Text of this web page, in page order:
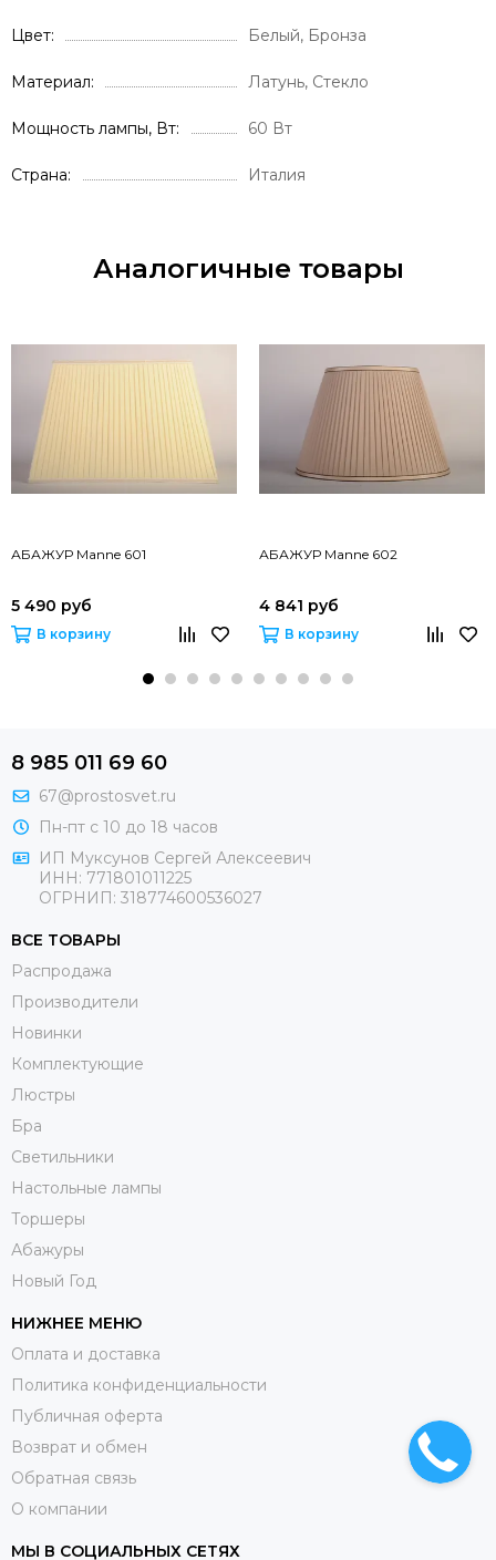
Цвет Белый, Бронза
Материал Латунь, Стекло
Мощность лампы, Вт 60 Вт
Страна Италия
Аналогичные товары
АБАЖУР Manne 601
5 490 руб
В корзину
АБАЖУР Manne 602
4 841 руб
В корзину
8 985 011 69 60
67@prostosvet.ru
Пн-пт с 10 до 18 часов
ИП Муксунов Сергей Алексеевич
ИНН: 771801011225
ОГРНИП: 318774600536027
ВСЕ ТОВАРЫ
Распродажа
Производители
Новинки
Комплектующие
Люстры
Бра
Светильники
Настольные лампы
Торшеры
Абажуры
Новый Год
НИЖНЕЕ МЕНЮ
Оплата и доставка
Политика конфиденциальности
Публичная оферта
Возврат и обмен
Обратная связь
О компании
МЫ В СОЦИАЛЬНЫХ СЕТЯХ